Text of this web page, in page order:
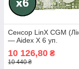
Сенсор LinX CGM
— Aidex X 6 уп.
10 126,80 ₴
10 440 ₴